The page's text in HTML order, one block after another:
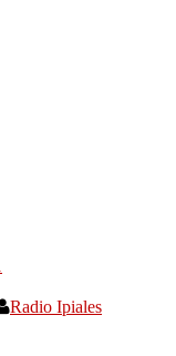
Radio Ipiales